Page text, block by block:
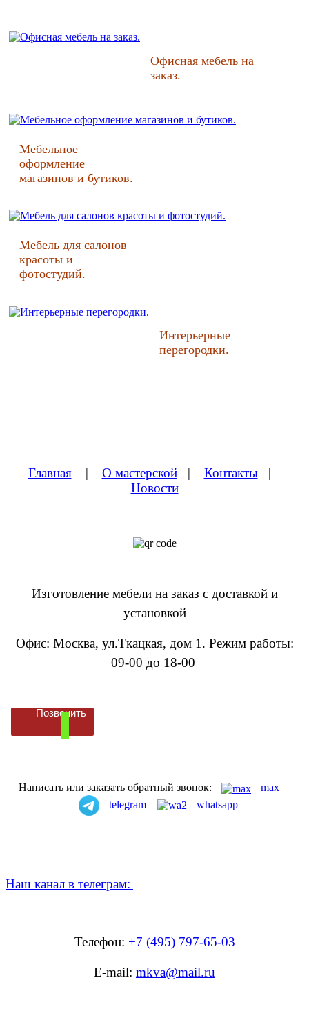
Офисная мебель на
заказ.
Мебельное
оформление
магазинов и бутиков.
Мебель для салонов
красоты и
фотостудий.
Интерьерные
перегородки.
Главная| О мастерской| Контакты|
Новости
Изготовление мебели на заказ с доставкой и
установкой
Офис: Москва, ул.Ткацкая, дом 1. Режим работы:
09-00 до 18-00
Позвонить
Написать или заказать обратный звонок:
max
telegram
whatsapp
Наш канал в телеграм:
Телефон: +7 (495) 797-65-03
E-mail: mkva@mail.ru